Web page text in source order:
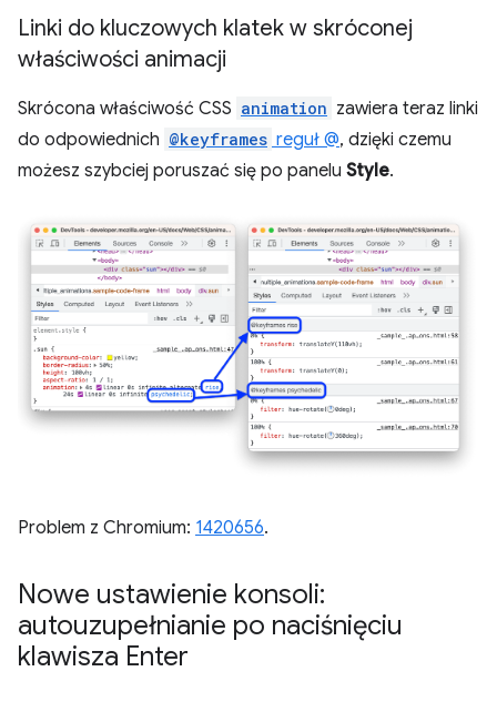
Linki do kluczowych klatek w skróconej
właściwości animacji
Skrócona właściwość CSS animation zawiera teraz linki
do odpowiednich @keyframes reguł @, dzięki czemu
możesz szybciej poruszać się po panelu Style.
Problem z Chromium: 1420656.
Nowe ustawienie konsoli:
autouzupełnianie po naciśnięciu
klawisza Enter